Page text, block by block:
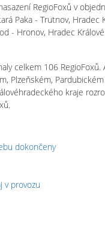
RegioFoxů v
Paka - Trutnov, Hradec
- Hronov, Hradec
celkem 106
Plzeňském,
kraje
dokončeny
v provozu